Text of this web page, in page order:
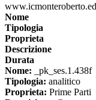
Nome
Tipologia
Proprieta
Descrizione
Durata
Nome: _pk_ses.1.438f
Tipologia: analitico
Proprieta: Prime Parti